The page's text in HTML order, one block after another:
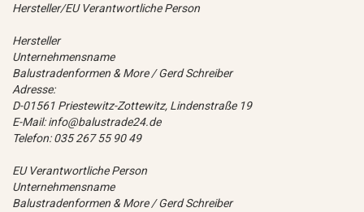
Hersteller/EU Verantwortliche Person
Hersteller
Unternehmensname
Balustradenformen & More / Gerd Schreiber
Adresse:
D-01561 Priestewitz-Zottewitz, Lindenstraße 19
E-Mail: info@balustrade24.de
Telefon: 035 267 55 90 49
EU Verantwortliche Person
Unternehmensname
Balustradenformen & More / Gerd Schreiber